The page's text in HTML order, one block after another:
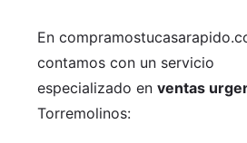
En
contamos con un servicio
especializado en ventas
Torremolinos: